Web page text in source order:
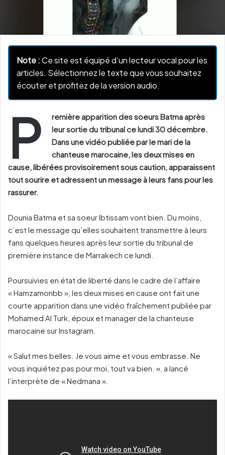
Note :Ce site est équipé d’un lecteur vocal pour les
articles. Sélectionnez le texte que vous souhaitez
écouter et profitez de la version audio.
P
remière apparition des soeurs Batma après
leur sortie du tribunal ce lundi 30 décembre.
Dans une vidéo publiée par le mari de la
chanteuse marocaine, les deux mises en
cause, libérées provisoirement sous caution, apparaissent
tout sourire et adressent un message à leurs fans pour les
rassurer.
Dounia Batma et sa soeur Ibtissam vont bien. Du moins,
c’est le message qu’elles souhaitent transmettre à leurs
fans quelques heures après leur sortie du tribunal de
première instance de Marrakech ce lundi.
Poursuivies en état de liberté dans le cadre de l’affaire
« Hamzamonbb », les deux mises en cause ont fait une
courte apparition dans une vidéo fraîchement publiée par
Mohamed Al Turk, époux et manager de la chanteuse
marocaine sur Instagram.
« Salut mes belles. Je vous aime et vous embrasse. Ne
vous inquiétez pas pour moi, tout va bien. », a lancé
l’interprète de « Nedmana ».